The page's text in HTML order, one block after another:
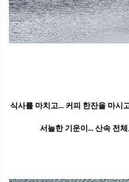
식사를 마치고... 커피 한잔을 마시
서늘한 기운이... 산속 전